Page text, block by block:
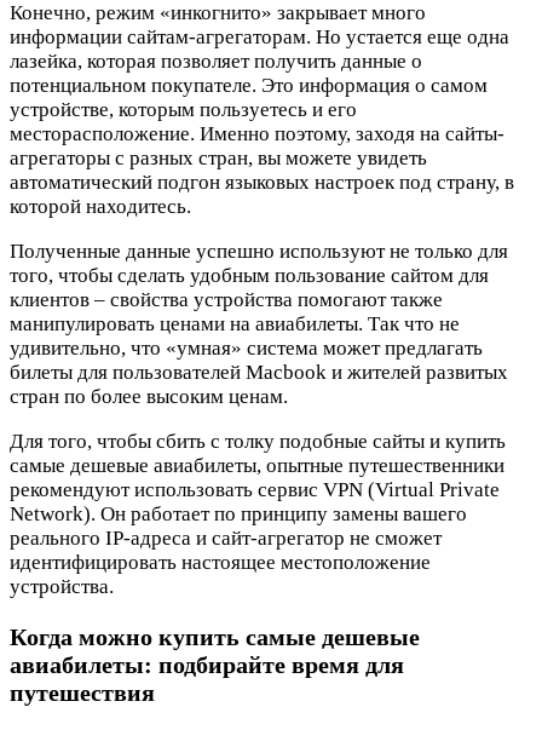
Конечно, режим «инкогнито» закрывает много
информации сайтам-агрегаторам. Но устается еще одна
лазейка, которая позволяет получить данные о
потенциальном покупателе. Это информация о самом
устройстве, которым пользуетесь и его
месторасположение. Именно поэтому, заходя на сайты-
агрегаторы с разных стран, вы можете увидеть
автоматический подгон языковых настроек под страну, в
которой находитесь.
Полученные данные успешно используют не только для
того, чтобы сделать удобным пользование сайтом для
клиентов – свойства устройства помогают также
манипулировать ценами на авиабилеты. Так что не
удивительно, что «умная» система может предлагать
билеты для пользователей Macbook и жителей развитых
стран по более высоким ценам.
Для того, чтобы сбить с толку подобные сайты и купить
самые дешевые авиабилеты, опытные путешественники
рекомендуют использовать сервис VPN (Virtual Private
Network). Он работает по принципу замены вашего
реального IP-адреса и сайт-агрегатор не сможет
идентифицировать настоящее местоположение
устройства.
Когда можно купить самые дешевые
авиабилеты: подбирайте время для
путешествия